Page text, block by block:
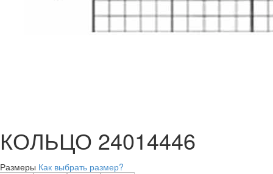
КОЛЬЦО 24014446
Размеры Как выбрать размер?